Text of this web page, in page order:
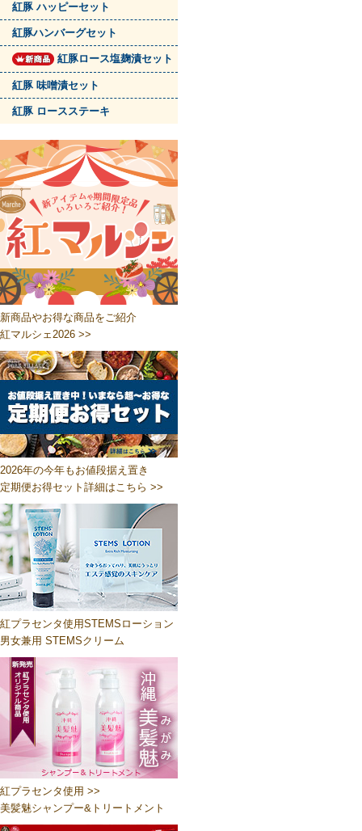
紅豚 ハッピーセット
紅豚ハンバーグセット
紅豚ロース塩麹漬セット
紅豚 味噌漬セット
紅豚 ロースステーキ
新商品やお得な商品をご紹介
紅マルシェ2026 >>
2026年の今年もお値段据え置き
定期便お得セット詳細はこちら >>
紅プラセンタ使用STEMSローション
男女兼用 STEMSクリーム
紅プラセンタ使用 >>
美髪魅シャンプー&トリートメント